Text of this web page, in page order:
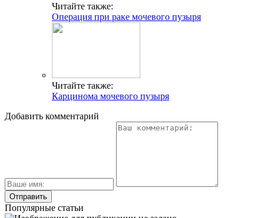
Читайте также:
Операция при раке мочевого пузыря
Читайте также:
Карцинома мочевого пузыря
Добавить комментарий
Популярные статьи